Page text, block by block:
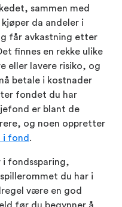
sammen med
kjøper da andeler i
får avkastning etter
finnes en rekke ulike
eller lavere risiko, og
betale i kostnader
fondet du har
er blant de
og noen oppretter
i fond .
i fondssparing,
du har i
være en god